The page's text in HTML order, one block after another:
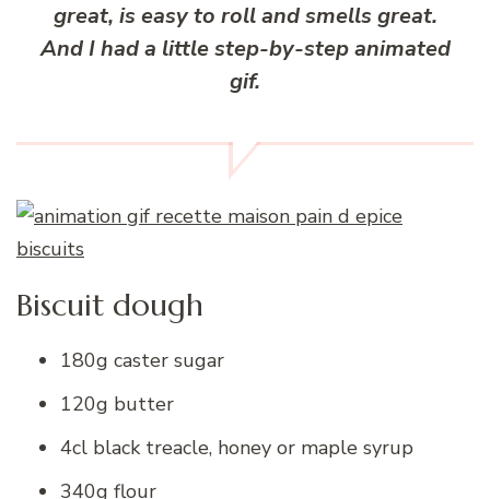
great, is easy to roll and smells great.
And I had a little step-by-step animated
gif.
Biscuit dough
180g caster sugar
120g butter
4cl black treacle, honey or maple syrup
340g flour